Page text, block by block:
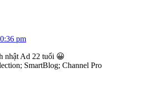
pm
nhật Ad 22 tuổi 😀
SmartBlog; Channel Pro